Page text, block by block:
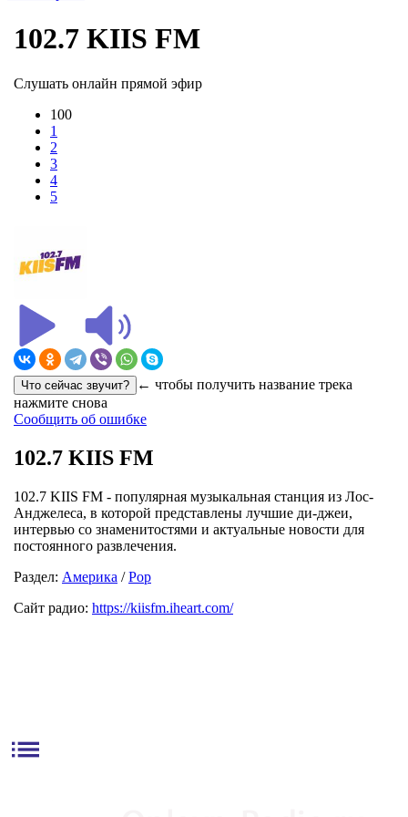
102.7 KIIS FM
Слушать онлайн прямой эфир
100
1
2
3
4
5
← чтобы получить название трека
нажмите снова
Сообщить об ошибке
102.7 KIIS FM
102.7 KIIS FM - популярная музыкальная станция из Лос-
Анджелеса, в которой представлены лучшие ди-джеи,
интервью со знаменитостями и актуальные новости для
постоянного развлечения.
Раздел: Америка /Pop
Сайт радио: https://kiisfm.iheart.com/
list